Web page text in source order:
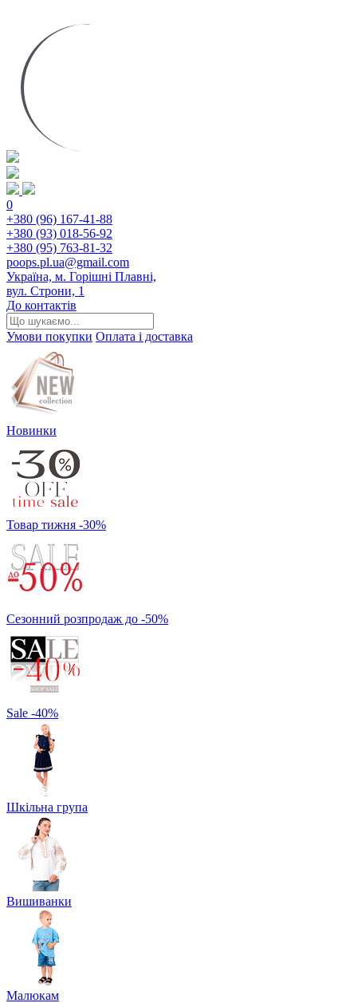
0
+380 (96) 167-41-88
+380 (93) 018-56-92
+380 (95) 763-81-32
poops.pl.ua@gmail.com
Україна, м. Горішні Плавні,
вул. Строни, 1
До контактів
Умови покупки Оплата і доставка
Новинки
Товар тижня -30%
Сезонний розпродаж до -50%
Sale -40%
Шкільна група
Вишиванки
Малюкам